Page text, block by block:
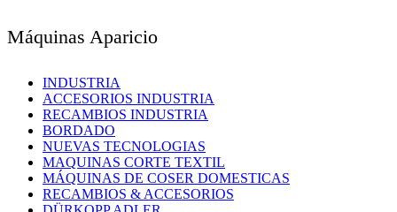
Máquinas Aparicio
INDUSTRIA
ACCESORIOS INDUSTRIA
RECAMBIOS INDUSTRIA
BORDADO
NUEVAS TECNOLOGIAS
MAQUINAS CORTE TEXTIL
MÁQUINAS DE COSER DOMESTICAS
RECAMBIOS & ACCESORIOS